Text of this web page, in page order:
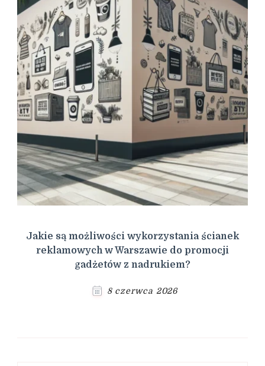
Jakie są możliwości wykorzystania ścianek
reklamowych w Warszawie do promocji
gadżetów z nadrukiem?
8 czerwca 2026